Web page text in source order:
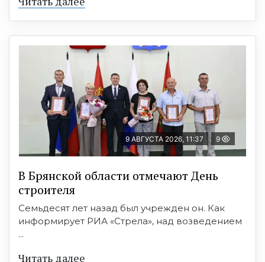
9 АВГУСТА 2026, 11:37 9
В Брянской области отмечают День
строителя
Семьдесят лет назад был учрежден он. Как
информирует РИА «Стрела», над возведением
...
Читать далее